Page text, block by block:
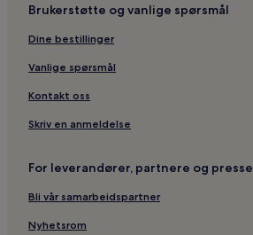
Brukerstøtte og vanlige spørsmål
Dine bestillinger
Vanlige spørsmål
Kontakt oss
Skriv en anmeldelse
For leverandører, partnere og presse
Bli vår samarbeidspartner
Nyhetsrom